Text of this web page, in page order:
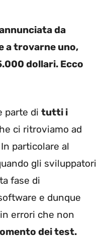
da
a trovarne uno,
dollari. Ecco
parte di tutti i
ci ritroviamo ad
particolare al
gli sviluppatori
fase di
e dunque
errori che non
dei test.